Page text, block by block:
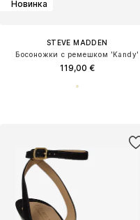
Новинка
STEVE MADDEN
Босоножки с ремешком 'Kandy'
119,00 €